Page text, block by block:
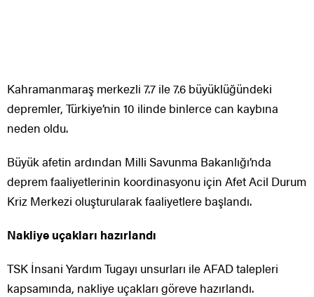
Kahramanmaraş merkezli 7.7 ile 7.6 büyüklüğündeki
depremler, Türkiye’nin 10 ilinde binlerce can kaybına
neden oldu.
Büyük afetin ardından Milli Savunma Bakanlığı’nda
deprem faaliyetlerinin koordinasyonu için Afet Acil Durum
Kriz Merkezi oluşturularak faaliyetlere başlandı.
Nakliye uçakları hazırlandı
TSK İnsani Yardım Tugayı unsurları ile AFAD talepleri
kapsamında, nakliye uçakları göreve hazırlandı.